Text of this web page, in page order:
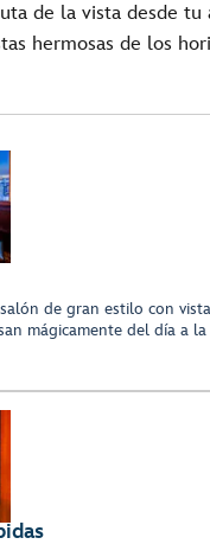
de la vista desde
hermosas de los
de gran estilo con
mágicamente del día a